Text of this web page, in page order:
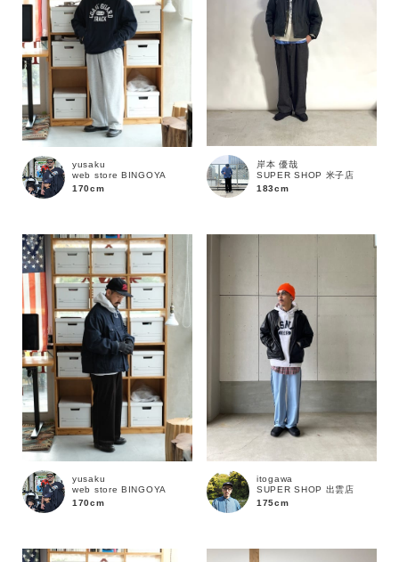
キーワード
性別
yusaku
web store BINGOYA
170cm
岸本 優哉
SUPER SHOP 米子店
183cm
yusaku
web store BINGOYA
170cm
itogawa
SUPER SHOP 出雲店
175cm